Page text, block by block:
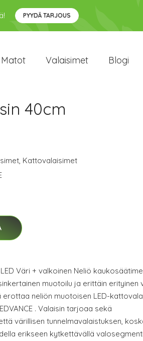
PYYDÄ TARJOUS
Matot Valaisimet Blogi
40cm
, Kattovalaisimet
Väri + valkoinen Neliö
muotoilu ja erittäin erityinen
neliön muotoisen LED-
. Valaisin tarjoaa sekä
värillisen tunnelmavalaistuksen,
erikseen kytkettävällä